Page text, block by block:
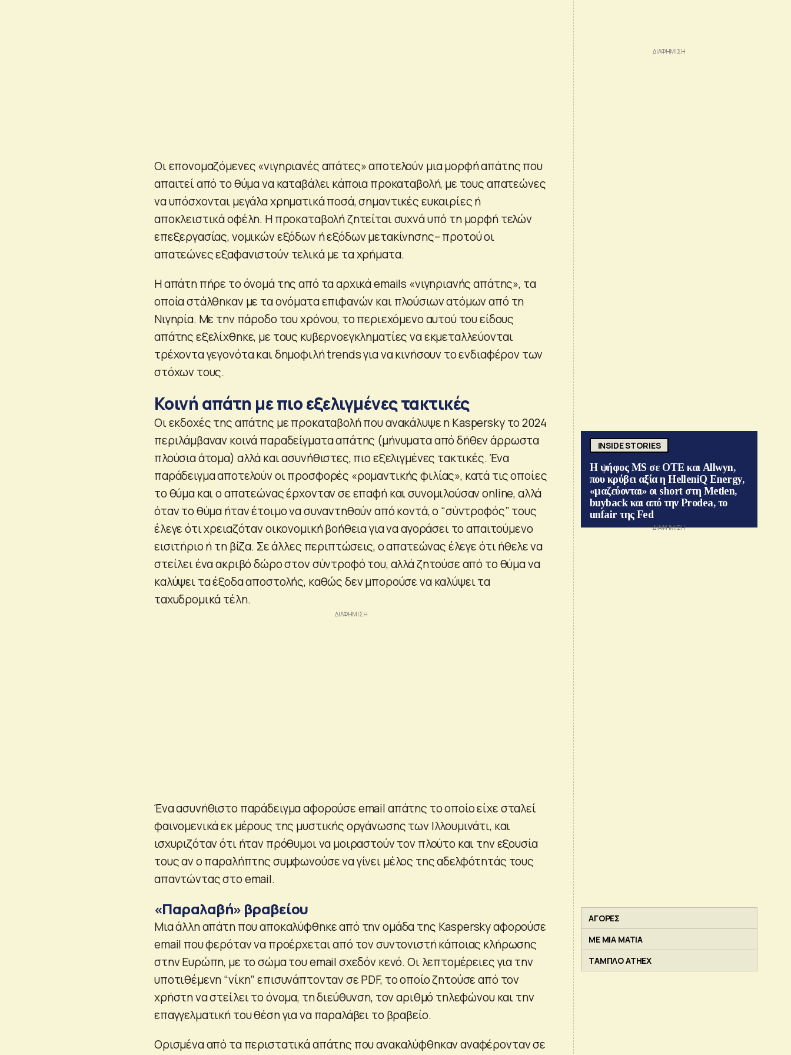
Οι επονομαζόμενες «νιγηριανές απάτες» αποτελούν μια μορφή απάτης που
απαιτεί από το θύμα να καταβάλει κάποια προκαταβολή, με τους απατεώνες
να υπόσχονται μεγάλα χρηματικά ποσά, σημαντικές ευκαιρίες ή
αποκλειστικά οφέλη. Η προκαταβολή ζητείται συχνά υπό τη μορφή τελών
επεξεργασίας, νομικών εξόδων ή εξόδων μετακίνησης– προτού οι
απατεώνες εξαφανιστούν τελικά με τα χρήματα.
Η απάτη πήρε το όνομά της από τα αρχικά emails «νιγηριανής απάτης», τα
οποία στάλθηκαν με τα ονόματα επιφανών και πλούσιων ατόμων από τη
Νιγηρία. Με την πάροδο του χρόνου, το περιεχόμενο αυτού του είδους
απάτης εξελίχθηκε, με τους κυβερνοεγκληματίες να εκμεταλλεύονται
τρέχοντα γεγονότα και δημοφιλή trends για να κινήσουν το ενδιαφέρον των
στόχων τους.
Κοινή απάτη με πιο εξελιγμένες τακτικές
Οι εκδοχές της απάτης με προκαταβολή που ανακάλυψε η Kaspersky το 2024
περιλάμβαναν κοινά παραδείγματα απάτης (μήνυματα από δήθεν άρρωστα
πλούσια άτομα) αλλά και ασυνήθιστες, πιο εξελιγμένες τακτικές. Ένα
παράδειγμα αποτελούν οι προσφορές «ρομαντικής φιλίας», κατά τις οποίες
το θύμα και ο απατεώνας έρχονταν σε επαφή και συνομιλούσαν online, αλλά
όταν το θύμα ήταν έτοιμο να συναντηθούν από κοντά, ο “σύντροφός” τους
έλεγε ότι χρειαζόταν οικονομική βοήθεια για να αγοράσει το απαιτούμενο
εισιτήριο ή τη βίζα. Σε άλλες περιπτώσεις, ο απατεώνας έλεγε ότι ήθελε να
στείλει ένα ακριβό δώρο στον σύντροφό του, αλλά ζητούσε από το θύμα να
καλύψει τα έξοδα αποστολής, καθώς δεν μπορούσε να καλύψει τα
ταχυδρομικά τέλη.
Ένα ασυνήθιστο παράδειγμα αφορούσε email απάτης το οποίο είχε σταλεί
φαινομενικά εκ μέρους της μυστικής οργάνωσης των Ιλλουμινάτι, και
ισχυριζόταν ότι ήταν πρόθυμοι να μοιραστούν τον πλούτο και την εξουσία
τους αν ο παραλήπτης συμφωνούσε να γίνει μέλος της αδελφότητάς τους
απαντώντας στο email.
«Παραλαβή» βραβείου
Μια άλλη απάτη που αποκαλύφθηκε από την ομάδα της Kaspersky αφορούσε
email που φερόταν να προέρχεται από τον συντονιστή κάποιας κλήρωσης
στην Ευρώπη, με το σώμα του email σχεδόν κενό. Οι λεπτομέρειες για την
υποτιθέμενη “νίκη” επισυνάπτονταν σε PDF, το οποίο ζητούσε από τον
χρήστη να στείλει το όνομα, τη διεύθυνση, τον αριθμό τηλεφώνου και την
επαγγελματική του θέση για να παραλάβει το βραβείο.
Ορισμένα από τα περιστατικά απάτης που ανακαλύφθηκαν αναφέρονταν σε
INSIDE STORIES
Η ψήφος MS σε ΟΤΕ και Allwyn,
που κρύβει αξία η HelleniQ Energy,
«μαζεύονται» οι short στη Metlen,
buyback και από την Prodea, το
unfair της Fed
ΑΓΟΡΕΣ
ΜΕ ΜΙΑ ΜΑΤΙΑ
ΤΑΜΠΛΟ ATHEX